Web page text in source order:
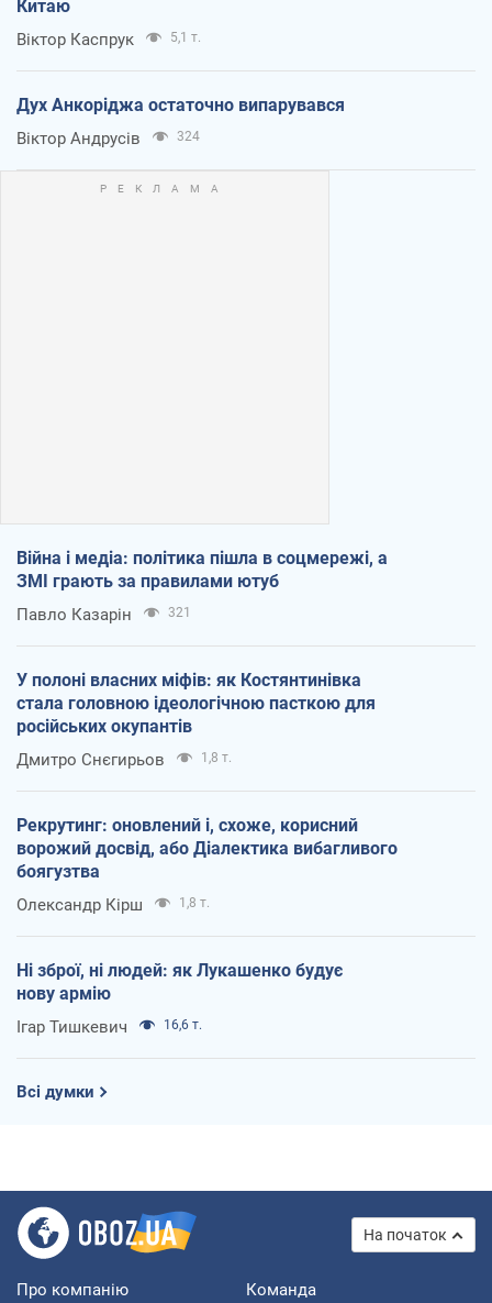
Китаю
Віктор Каспрук 5,1 т.
Дух Анкоріджа остаточно випарувався
Віктор Андрусів 324
Війна і медіа: політика пішла в соцмережі, а
ЗМІ грають за правилами ютуб
Павло Казарін 321
У полоні власних міфів: як Костянтинівка
стала головною ідеологічною пасткою для
російських окупантів
Дмитро Снєгирьов 1,8 т.
Рекрутинг: оновлений і, схоже, корисний
ворожий досвід, або Діалектика вибагливого
боягузтва
Олександр Кірш 1,8 т.
Ні зброї, ні людей: як Лукашенко будує
нову армію
Ігар Тишкевич 16,6 т.
Всі думки
На початок
Про компанію Команда